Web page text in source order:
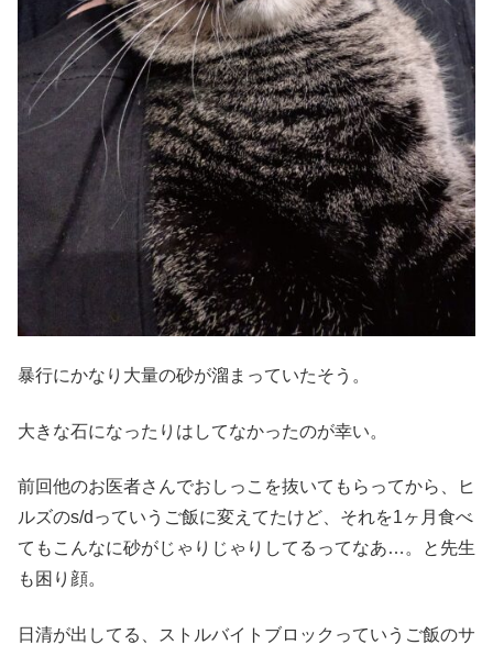
暴行にかなり大量の砂が溜まっていたそう。
大きな石になったりはしてなかったのが幸い。
前回他のお医者さんでおしっこを抜いてもらってから、ヒ
ルズのs/dっていうご飯に変えてたけど、それを1ヶ月食べ
てもこんなに砂がじゃりじゃりしてるってなあ…。と先生
も困り顔。
日清が出してる、ストルバイトブロックっていうご飯のサ